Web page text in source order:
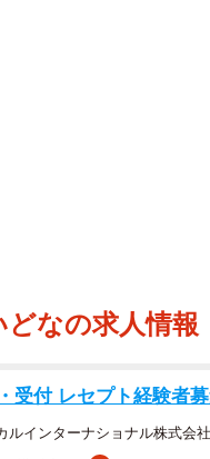
どなの求人情報
受付 レセプト経験者
ルインターナショナル株式会社